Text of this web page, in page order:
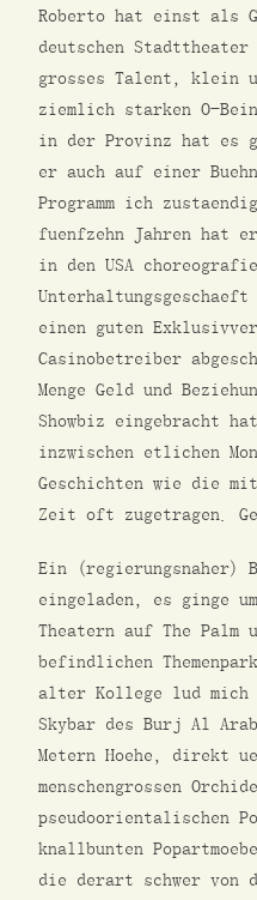
Roberto hat einst als
deutschen
grosses Talent, klein
ziemlich starken O-
in der Provinz hat es
er auch auf einer
Programm ich
fuenfzehn Jahren hat
in den USA
Unterhaltungsgeschaeft
einen guten
Casinobetreiber
Menge Geld und
Showbiz eingebracht
inzwischen etlichen
Geschichten wie die
Zeit oft zugetragen.
Ein (regierungsnaher)
eingeladen, es ginge
Theatern auf The Palm
befindlichen
alter Kollege lud mich
Skybar des Burj Al
Metern Hoehe, direkt
menschengrossen
pseudoorientalischen
knallbunten
die derart schwer von